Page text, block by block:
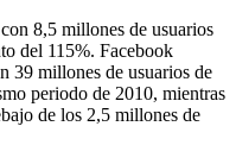
8,5 millones de usuarios
del 115%. Facebook
39 millones de usuarios de
periodo de 2010, mientras
de los 2,5 millones de